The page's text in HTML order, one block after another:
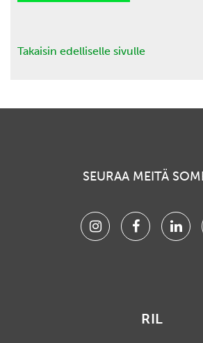
Takaisin edelliselle sivulle
SEURAA MEITÄ
InstagramFacebook
RIL